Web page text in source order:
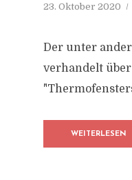
23. Oktober 2020
Der unter
verhandelt
WEITERLESEN